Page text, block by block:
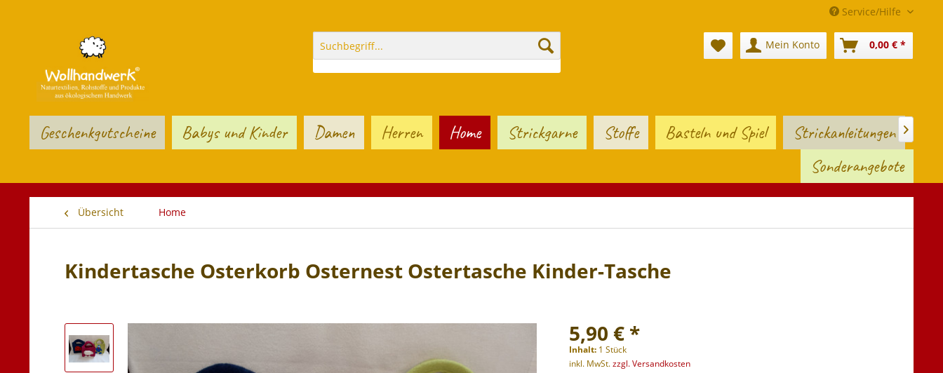
Service/Hilfe
Mein Konto 0,00 € *
Geschenkgutscheine Babys und Kinder Damen Herren Home Strickgarne Stoffe Basteln und Spiel
Strickanleitungen
Sonderangebote

Übersicht Home
Kindertasche Osterkorb Osternest Ostertasche Kinder-Tasche
5,90 € *
Inhalt: 1 Stück
inkl. MwSt.zzgl. Versandkosten